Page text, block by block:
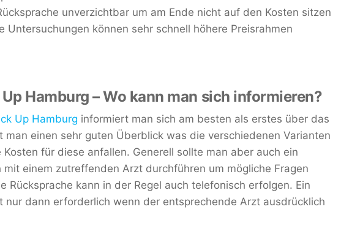
unverzichtbar um am Ende nicht auf den Kosten sitzen
Untersuchungen können sehr schnell höhere Preisrahmen
Hamburg – Wo kann man sich informieren?
Up Hamburg informiert man sich am besten als erstes über das
man einen sehr guten Überblick was die verschiedenen Varianten
für diese anfallen. Generell sollte man aber auch ein
mit einem zutreffenden Arzt durchführen um mögliche Fragen
Rücksprache kann in der Regel auch telefonisch erfolgen. Ein
nur dann erforderlich wenn der entsprechende Arzt ausdrücklich